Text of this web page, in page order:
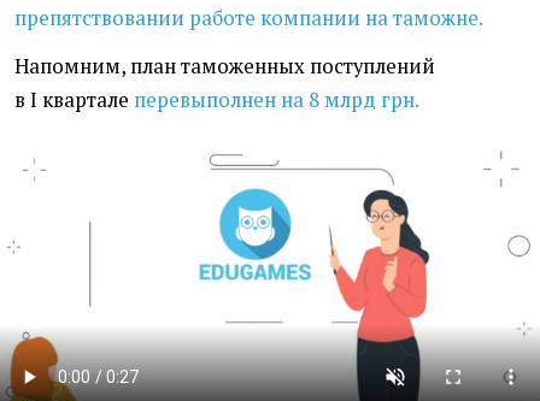
препятствовании работе компании на таможне.
Напомним, план таможенных поступлений
в I квартале перевыполнен на 8 млрд грн.